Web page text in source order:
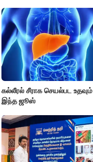
கல்லீரல் சீராக செயல்பட உதவும்
இந்த ஜூஸ்